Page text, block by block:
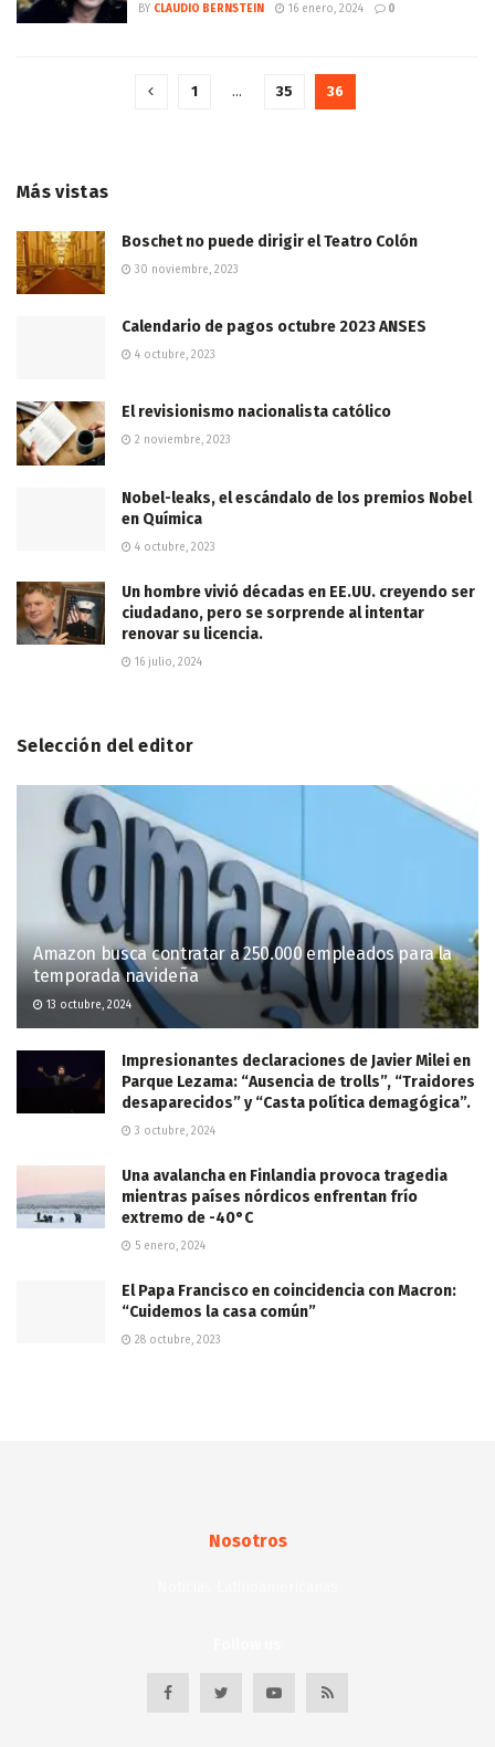
BY CLAUDIO BERNSTEIN 16 enero, 2024 0
1 … 35 36
Más vistas
Boschet no puede dirigir el Teatro Colón
30 noviembre, 2023
Calendario de pagos octubre 2023 ANSES
4 octubre, 2023
El revisionismo nacionalista católico
2 noviembre, 2023
Nobel-leaks, el escándalo de los premios Nobel
en Química
4 octubre, 2023
Un hombre vivió décadas en EE.UU. creyendo ser
ciudadano, pero se sorprende al intentar
renovar su licencia.
16 julio, 2024
Selección del editor
Amazon busca contratar a 250.000 empleados para la
temporada navideña
13 octubre, 2024
Impresionantes declaraciones de Javier Milei en
Parque Lezama: “Ausencia de trolls”, “Traidores
desaparecidos” y “Casta política demagógica”.
3 octubre, 2024
Una avalancha en Finlandia provoca tragedia
mientras países nórdicos enfrentan frío
extremo de -40°C
5 enero, 2024
El Papa Francisco en coincidencia con Macron:
“Cuidemos la casa común”
28 octubre, 2023
Nosotros